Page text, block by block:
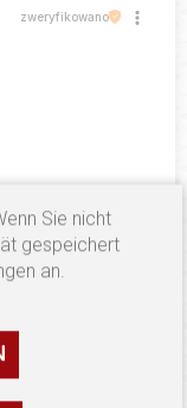
zweryfikowano
Sie nicht
gespeichert
an.